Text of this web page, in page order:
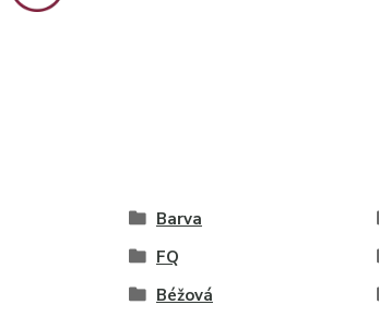
Barva
FQ
Béžová